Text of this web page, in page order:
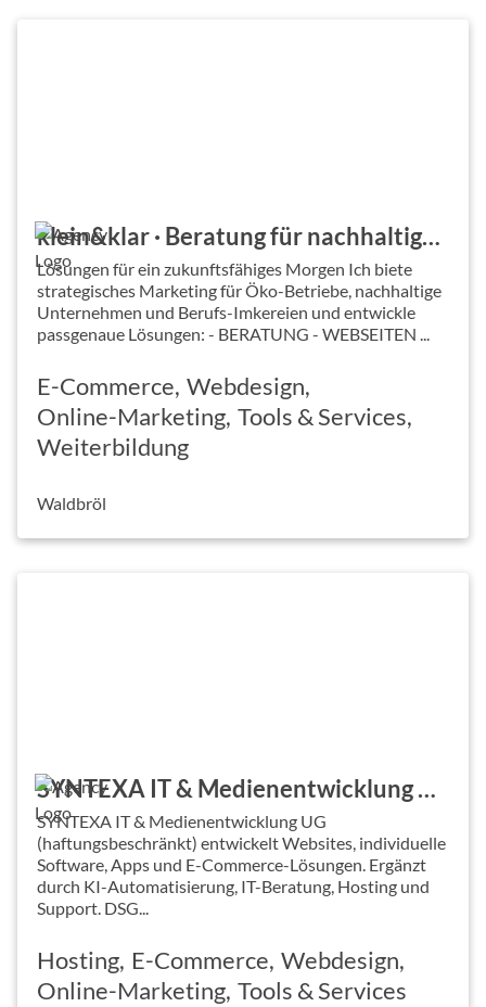
klein&klar · Beratung für nachhaltige Marken
Lösungen für ein zukunftsfähiges Morgen Ich biete
strategisches Marketing für Öko-Betriebe, nachhaltige
Unternehmen und Berufs-Imkereien und entwickle
passgenaue Lösungen: - BERATUNG - WEBSEITEN ...
E-Commerce Webdesign
Online-Marketing Tools & Services
Weiterbildung
Waldbröl
SYNTEXA IT & Medienentwicklung UG (haftungsbeschränkt)
SYNTEXA IT & Medienentwicklung UG
(haftungsbeschränkt) entwickelt Websites, individuelle
Software, Apps und E-Commerce-Lösungen. Ergänzt
durch KI-Automatisierung, IT-Beratung, Hosting und
Support. DSG...
Hosting E-Commerce Webdesign
Online-Marketing Tools & Services